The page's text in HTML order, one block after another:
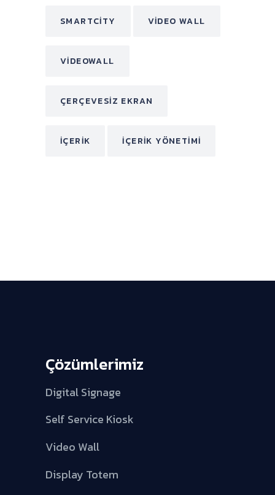
SMARTCITY VIDEO WALL
VIDEOWALL
ÇERÇEVESIZ EKRAN
İÇERIK İÇERIK YÖNETIMI
Çözümlerimiz
Digital Signage
Self Service Kiosk
Video Wall
Display Totem